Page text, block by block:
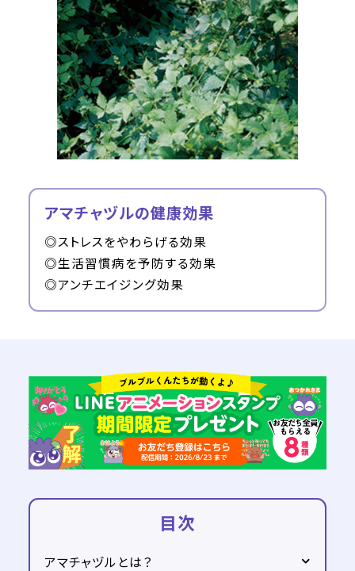
アマチャヅルの健康効果
◎ストレスをやわらげる効果
◎生活習慣病を予防する効果
◎アンチエイジング効果
目次
アマチャヅルとは？